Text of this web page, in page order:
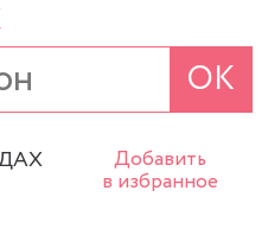
ОК
Добавить
в избранное